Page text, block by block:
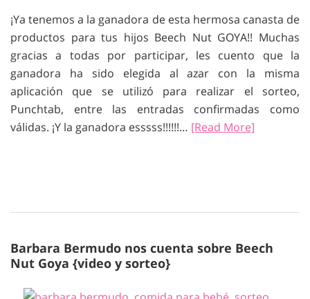
¡Ya tenemos a la ganadora de esta hermosa canasta de
productos para tus hijos Beech Nut GOYA!! Muchas
gracias a todas por participar, les cuento que la
ganadora ha sido elegida al azar con la misma
aplicación que se utilizó para realizar el sorteo,
Punchtab, entre las entradas confirmadas como
válidas. ¡Y la ganadora esssss!!!!!!… [Read More]
Barbara Bermudo nos cuenta sobre Beech
Nut Goya {video y sorteo}